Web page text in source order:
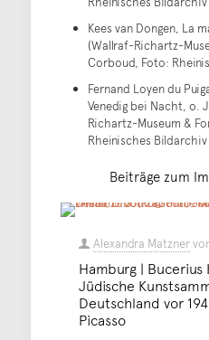
Kees van Dongen, La
(Wallraf-Richartz-
Corboud, Foto:
Fernand Loyen du
Venedig bei Nacht, o.
Richartz-Museum &
Rheinisches Bildarchiv
Beiträge zum
Alexandra Matzner
Hamburg | Bucerius
Jüdische
Deutschland vor
Picasso